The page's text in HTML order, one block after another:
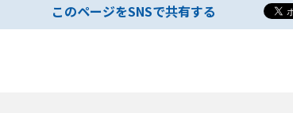
このページをSNSで共有する